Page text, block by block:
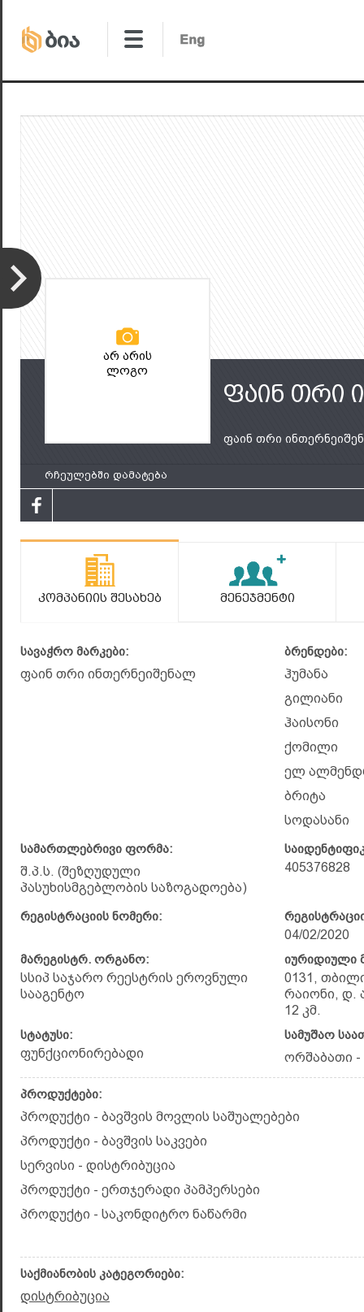
არ არის
ლოგო
ფაინ თრი
ფაინ თრი
რჩეულებში დამატება
Კომპანიის Შესახებ Მენეჯმენტი
სავაჭრო მარკები:
ფაინ თრი ინთერნეიშენალ
ბრენდები:
ჰუმანა
გილიანი
ჰაისონი
ქომილი
ელ
ბრიტა
სოდასანი
სამართლებრივი ფორმა:
შ.პ.ს. (შეზღუდული
პასუხისმგებლობის საზოგადოება)
405376828
რეგისტრაციის ნომერი:
04/02/2020
მარეგისტრ. ორგანო:
სსიპ საჯარო რეესტრის ეროვნული
სააგენტო
იურიდიული
0131,
რაიონი, დ.
12 კმ.
სტატუსი:
ფუნქციონირებადი
სამუშაო
ორშაბათი -
პროდუქტები:
პროდუქტი - ბავშვის მოვლის საშუალებები
პროდუქტი - ბავშვის საკვები
სერვისი - დისტრიბუცია
პროდუქტი - ერთჯერადი პამპერსები
პროდუქტი - საკონდიტრო ნაწარმი
საქმიანობის კატეგორიები:
დისტრიბუცია